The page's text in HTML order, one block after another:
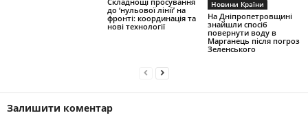
до ‘нульової лінії’ на
фронті: координація та
нові технології
Новини Країни
На Дніпропетровщині
знайшли спосіб
повернути воду в
Марганець після погроз
Зеленського
Залишити коментар